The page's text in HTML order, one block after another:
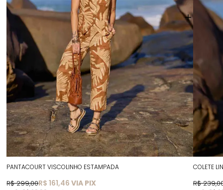
PANTACOURT VISCOLINHO ESTAMPADA
R$ 161,46 VIA PIX
R$ 299,00
COLETE
R$